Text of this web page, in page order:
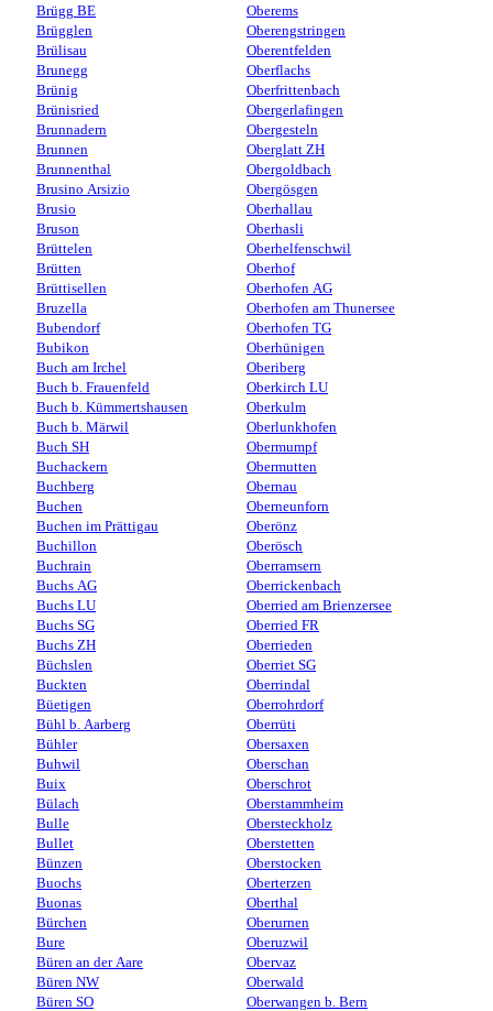
Brügg BE
Brügglen
Brülisau
Brunegg
Brünig
Brünisried
Brunnadern
Brunnen
Brunnenthal
Brusino Arsizio
Brusio
Bruson
Brüttelen
Brütten
Brüttisellen
Bruzella
Bubendorf
Bubikon
Buch am Irchel
Buch b. Frauenfeld
Buch b. Kümmertshausen
Buch b. Märwil
Buch SH
Buchackern
Buchberg
Buchen
Buchen im Prättigau
Buchillon
Buchrain
Buchs AG
Buchs LU
Buchs SG
Buchs ZH
Büchslen
Buckten
Büetigen
Bühl b. Aarberg
Bühler
Buhwil
Buix
Bülach
Bulle
Bullet
Bünzen
Buochs
Buonas
Bürchen
Bure
Büren an der Aare
Büren NW
Büren SO
Oberems
Oberengstringen
Oberentfelden
Oberflachs
Oberfrittenbach
Obergerlafingen
Obergesteln
Oberglatt ZH
Obergoldbach
Obergösgen
Oberhallau
Oberhasli
Oberhelfenschwil
Oberhof
Oberhofen AG
Oberhofen am Thunersee
Oberhofen TG
Oberhünigen
Oberiberg
Oberkirch LU
Oberkulm
Oberlunkhofen
Obermumpf
Obermutten
Obernau
Oberneunforn
Oberönz
Oberösch
Oberramsern
Oberrickenbach
Oberried am Brienzersee
Oberried FR
Oberrieden
Oberriet SG
Oberrindal
Oberrohrdorf
Oberrüti
Obersaxen
Oberschan
Oberschrot
Oberstammheim
Obersteckholz
Oberstetten
Oberstocken
Oberterzen
Oberthal
Oberurnen
Oberuzwil
Obervaz
Oberwald
Oberwangen b. Bern